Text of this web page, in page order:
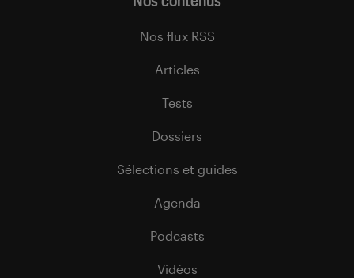
Nos flux RSS
Articles
Tests
Dossiers
Sélections et guides
Agenda
Podcasts
Vidéos